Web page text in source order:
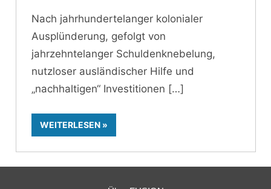
Nach jahrhundertelanger kolonialer
Ausplünderung, gefolgt von
jahrzehntelanger Schuldenknebelung,
nutzloser ausländischer Hilfe und
„nachhaltigen“ Investitionen
WEITERLESEN